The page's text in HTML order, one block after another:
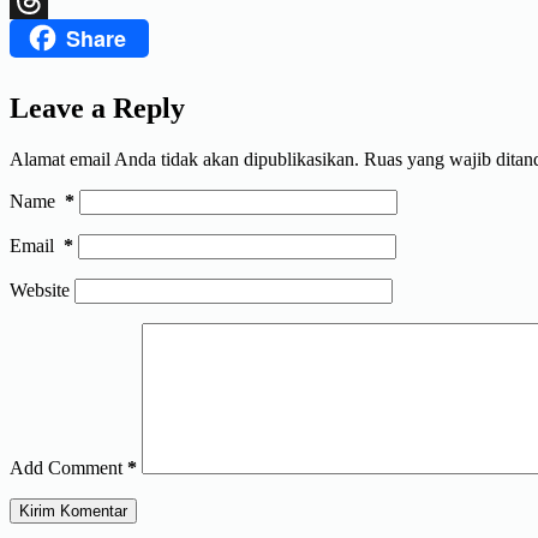
ThreadsShare
Leave a Reply
Alamat email Anda tidak akan dipublikasikan. Ruas yang wajib
Name *
Email *
Website
Add Comment *
Kirim Komentar